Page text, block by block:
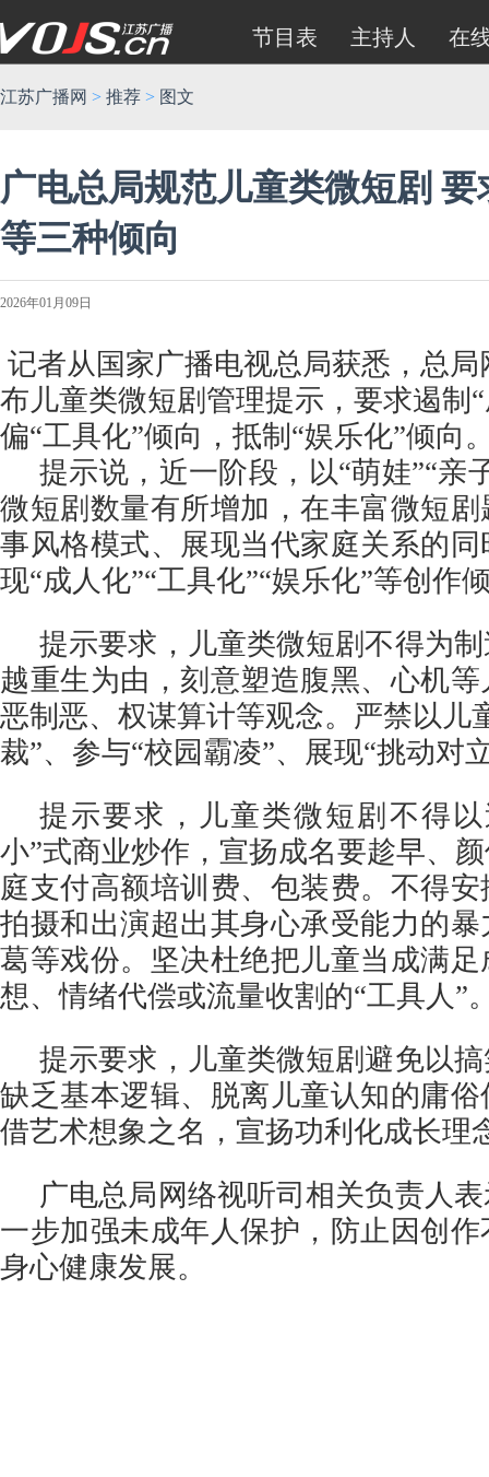
节目表 主持人 在
江苏广播网 > 推荐 > 图文
广电总局规范儿童类微短剧
等三种倾向
2026年01月09日
记者从国家广播电视总局获悉，总
布儿童类微短剧管理提示，要求遏制
偏“工具化”倾向，抵制“娱乐化”倾向
提示说，近一阶段，以“萌娃”“亲
微短剧数量有所增加，在丰富微短
事风格模式、展现当代家庭关系的
现“成人化”“工具化”“娱乐化”等创作
提示要求，儿童类微短剧不得为
越重生为由，刻意塑造腹黑、心机
恶制恶、权谋算计等观念。严禁以儿
裁”、参与“校园霸凌”、展现“挑动对
提示要求，儿童类微短剧不得
小”式商业炒作，宣扬成名要趁早、
庭支付高额培训费、包装费。不得
拍摄和出演超出其身心承受能力的
葛等戏份。坚决杜绝把儿童当成满
想、情绪代偿或流量收割的“工具人”
提示要求，儿童类微短剧避免以
缺乏基本逻辑、脱离儿童认知的庸
借艺术想象之名，宣扬功利化成长理
广电总局网络视听司相关负责人
一步加强未成年人保护，防止因创
身心健康发展。